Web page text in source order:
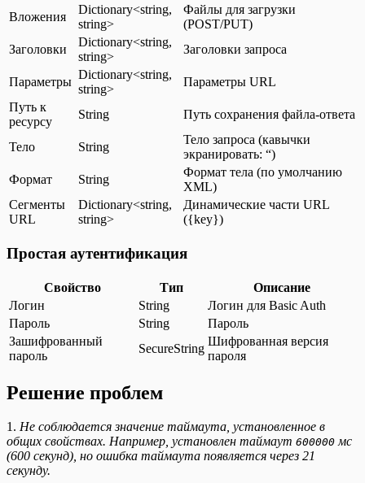
Вложения
Dictionary<string,
string>
Файлы для загрузки
(POST/PUT)
Заголовки
Dictionary<string,
string>
Заголовки запроса
Параметры
Dictionary<string,
string>
Параметры URL
Путь к
ресурсу
String Путь сохранения файла-ответа
Тело String
Тело запроса (кавычки
экранировать: “)
Формат
String
Формат тела (по умолчанию
XML)
Сегменты
URL
Dictionary<string,
string>
Динамические части URL
({key})
Простая аутентификация
Свойство Тип
Описание
Логин
String
Логин для Basic Auth
Пароль
String
Пароль
Зашифрованный
пароль
SecureString
Шифрованная версия
пароля
Решение проблем
1. Не соблюдается значение таймаута, установленное в
общих свойствах. Например, установлен таймаут 600000 мс
(600 секунд), но ошибка таймаута появляется через 21
секунду.